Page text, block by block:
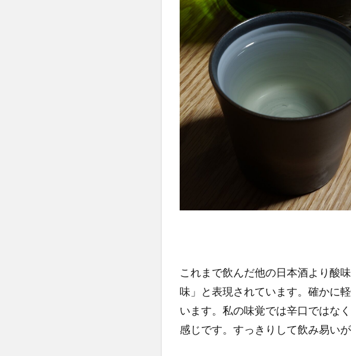
これまで飲んだ他の日本酒より酸
味」と表現されています。確かに
います。私の味覚では辛口ではな
感じです。すっきりして飲み易い